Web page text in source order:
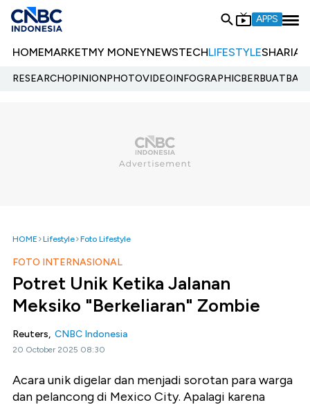
APPS
HOMEMARKETMY MONEYNEWSTECHLIFESTYLESHARIA
RESEARCHOPINIONPHOTOVIDEOINFOGRAPHIC
HOME Lifestyle Foto Lifestyle
FOTO INTERNASIONAL
Potret Unik Ketika Jalanan
Meksiko "Berkeliaran" Zombie
Reuters, CNBC Indonesia
20 October 2025 08:30
Acara unik digelar dan menjadi sorotan para warga
dan pelancong di Mexico City. Apalagi karena